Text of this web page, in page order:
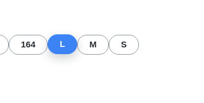
164 L M S